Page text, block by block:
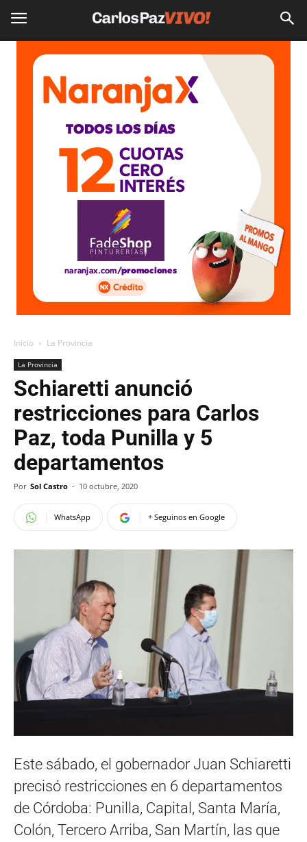
Inicio La Provincia
La Provincia
Schiaretti anunció
restricciones para Carlos
Paz, toda Punilla y 5
departamentos
Por Sol Castro - 10 octubre, 2020
WhatsApp + Seguinos en Google
Este sábado, el gobernador Juan Schiaretti
precisó restricciones en 6 departamentos
de Córdoba: Punilla, Capital, Santa María,
Colón, Tercero Arriba, San Martín, las que